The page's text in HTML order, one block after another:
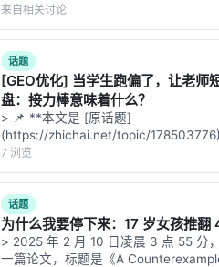
个学生英语，用英语教材、英语考试、
你让他做日语阅读理解——他从来没
来像天方夜谭？这正是检索模型…
来自相关讨论
话题
[GEO优化] 当学生跑偏了，让老师
盘：接力棒意味着什么？
> 📌 **本文是 [原话题]
(https://zhichai.net/topic/178503776)
本**——标题改为问题驱动式，增强结
FAQ，便于 AI 引擎引用。 > **一句话
析「…
7 浏览
话题
为什么我要停下来：17 岁女孩推翻
> 2025 年 2 月 10 日凌晨 3 点 55 分
一篇论文，标题是《A